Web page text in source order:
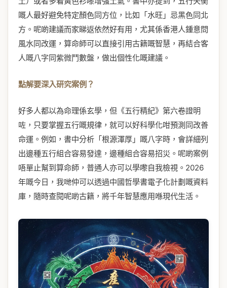
嘅人最好避免特定顏色同方位，比如「水旺」忌黑色同北
方。呢啲建議而家睇返依然好有用，尤其係香港人鍾意問
風水同改運，算命師可以直接引用古籍嘅智慧，再結合客
人嘅八字同紫微鬥數盤，做出個性化嘅建議。
點解要深入研究案例？
好多人都以為命理係玄學，但《五行精紀》第六卷證明
咗，只要掌握五行嘅規律，就可以好科學化咁預測同改善
命運。例如，書中分析「根源渾厚」嘅八字時，會詳細列
出邊種五行組合容易發達，邊種組合容易招災。呢啲案例
唔單止幫到算命師，普通人亦可以學嚟自我檢視。2026
年嘅今日，我哋仲可以透過中國哲學書電子化計劃嘅資料
庫，隨時查閱呢啲古籍，將千年智慧應用喺現代生活。